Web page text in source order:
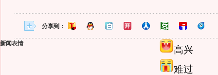
分享到：
新闻表情
高兴
难过